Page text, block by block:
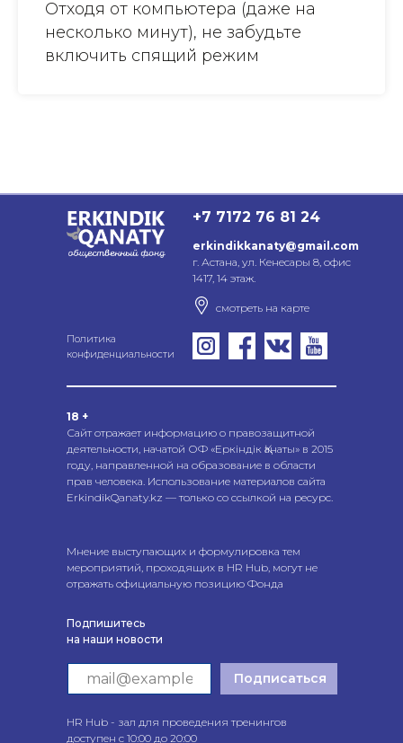
Отходя от компьютера (даже на
несколько минут), не забудьте
включить спящий режим
18 +
Сайт отражает информацию о правозащитной
деятельности, начатой ОФ «Еркіндік Қанаты» в 2015
году, направленной на образование в области
прав человека. Использование материалов сайта
ErkindikQanaty.kz — только со ссылкой на ресурс.
HR Hub - зал для проведения тренингов
доступен с 10:00 до 20:00
erkindikkanaty@gmail.com
г. Астана, ул. Кенесары 8, офис
1417, 14 этаж.
+7 7172 76 81 24
Мнение выступающих и формулировка тем
мероприятий, проходящих в HR Hub, могут не
отражать официальную позицию Фонда
Политика
конфиденциальности
Подписаться
Подпишитесь
на наши новости
смотреть на карте